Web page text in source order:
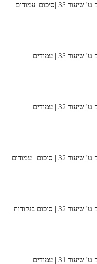
הדף היומי בתע"ס חלק ט' שיעור 33 |סיכום| עמודים
הדף היומי בתע"ס חלק ט' שיעור 33 | עמודים
הדף היומי בתע"ס חלק ט' שיעור 32 | עמודים
הדף היומי בתע"ס חלק ט' שיעור 32 | סיכום | עמודים
הדף היומי בתע"ס חלק ט' שיעור 32 | סיכום בנקודות |
הדף היומי בתע"ס חלק ט' שיעור 31 | עמודים